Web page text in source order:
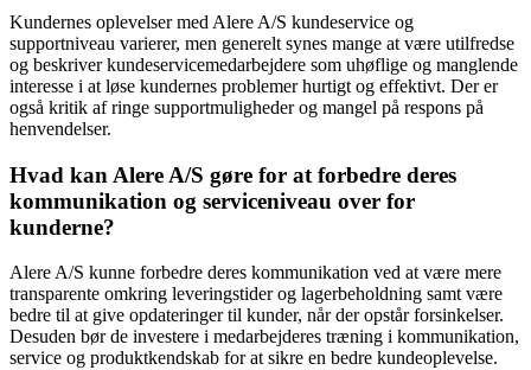
Kundernes oplevelser med Alere A/S kundeservice og
supportniveau varierer, men generelt synes mange at være utilfredse
og beskriver kundeservicemedarbejdere som uhøflige og manglende
interesse i at løse kundernes problemer hurtigt og effektivt. Der er
også kritik af ringe supportmuligheder og mangel på respons på
henvendelser.
Hvad kan Alere A/S gøre for at forbedre deres
kommunikation og serviceniveau over for
kunderne?
Alere A/S kunne forbedre deres kommunikation ved at være mere
transparente omkring leveringstider og lagerbeholdning samt være
bedre til at give opdateringer til kunder, når der opstår forsinkelser.
Desuden bør de investere i medarbejderes træning i kommunikation,
service og produktkendskab for at sikre en bedre kundeoplevelse.